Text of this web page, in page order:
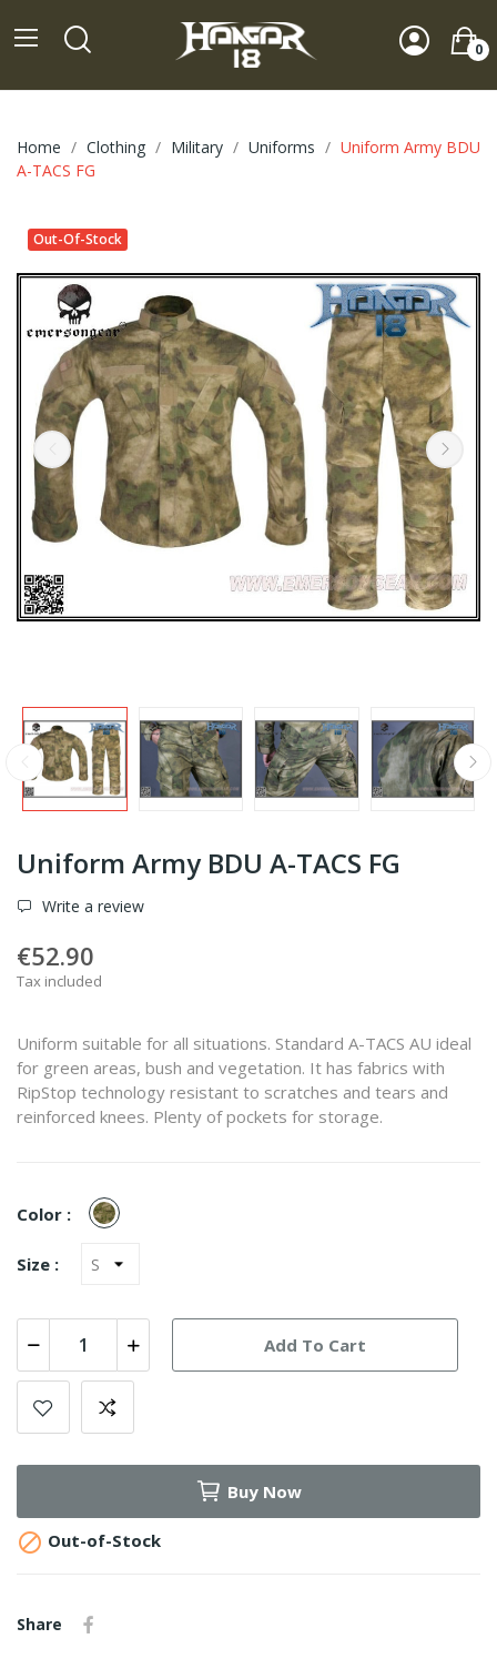
0
Home Clothing Military Uniforms
Uniform Army BDU
A-TACS FG
Out-Of-Stock
Uniform Army BDU A-TACS FG
Write a review
€52.90
Tax included
Uniform suitable for all situations. Standard A-TACS AU ideal
for green areas, bush and vegetation. It has fabrics with
RipStop technology resistant to scratches and tears and
reinforced knees. Plenty of pockets for storage.
Color : A-
TACS
Size :
Add To Cart
Buy Now
 Out-of-Stock
Share